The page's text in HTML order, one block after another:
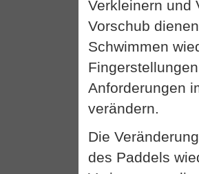
Verkleinern und
Vorschub
Schwimmen
Anforderungen
verändern.
Die
des Paddels